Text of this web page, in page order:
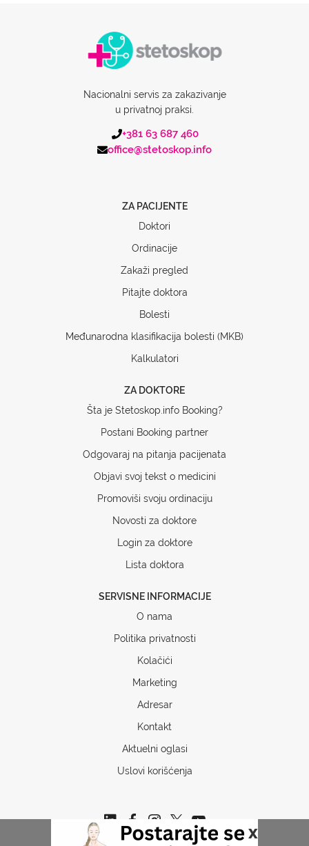
x
Nacionalni servis za zakazivanje
u privatnoj praksi.
+381 63 687 460
office@stetoskop.info
ZA PACIJENTE
Doktori
Ordinacije
Zakaži pregled
Pitajte doktora
Bolesti
Međunarodna klasifikacija bolesti (MKB)
Kalkulatori
ZA DOKTORE
Šta je Stetoskop.info Booking?
Postani Booking partner
Odgovaraj na pitanja pacijenata
Objavi svoj tekst o medicini
Promoviši svoju ordinaciju
Novosti za doktore
Login za doktore
Lista doktora
SERVISNE INFORMACIJE
O nama
Politika privatnosti
Kolačići
Marketing
Adresar
Kontakt
Aktuelni oglasi
Uslovi korišćenja